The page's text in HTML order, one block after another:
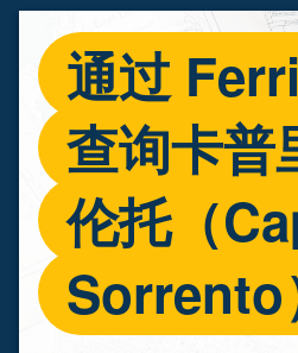
通过
查询卡
伦托（
Sorrento